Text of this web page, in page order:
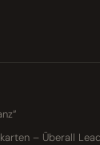
– Überall